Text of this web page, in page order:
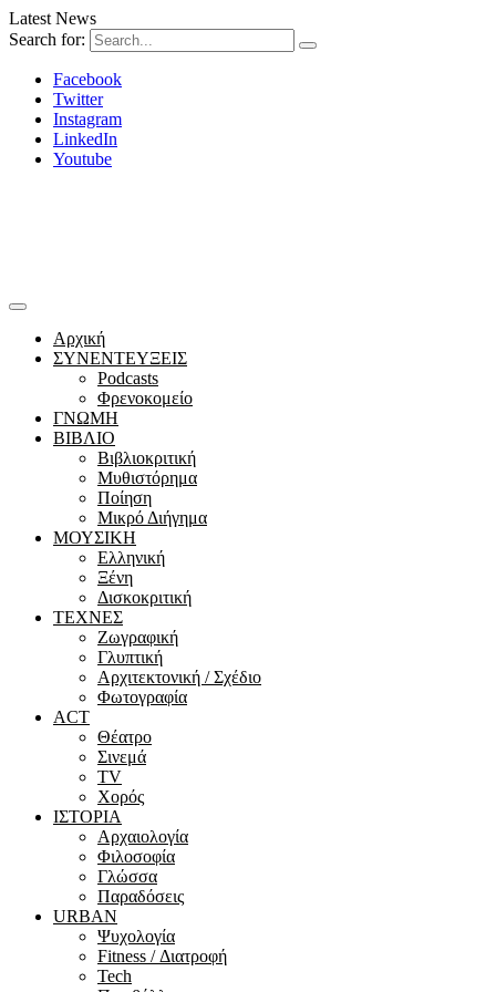
Latest News
Search for:
Facebook
Twitter
Instagram
LinkedIn
Youtube
Αρχική
ΣΥΝΕΝΤΕΥΞΕΙΣ
Podcasts
Φρενοκομείο
ΓΝΩΜΗ
ΒΙΒΛΙΟ
Βιβλιοκριτική
Μυθιστόρημα
Ποίηση
Μικρό Διήγημα
ΜΟΥΣΙΚΗ
Ελληνική
Ξένη
Δισκοκριτική
ΤΕΧΝΕΣ
Ζωγραφική
Γλυπτική
Αρχιτεκτονική / Σχέδιο
Φωτογραφία
ACT
Θέατρο
Σινεμά
ΤV
Χορός
ΙΣΤΟΡΙΑ
Αρχαιολογία
Φιλοσοφία
Γλώσσα
Παραδόσεις
URBAN
Ψυχολογία
Fitness / Διατροφή
Tech